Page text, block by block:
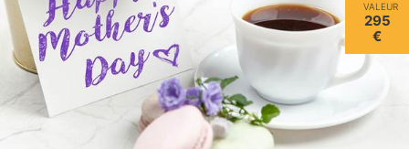
VALEUR
295
€